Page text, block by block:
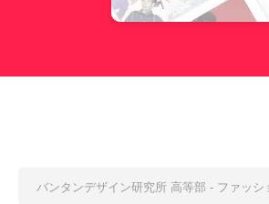
バンタンデザイン研究所 高等部 - ファッシ